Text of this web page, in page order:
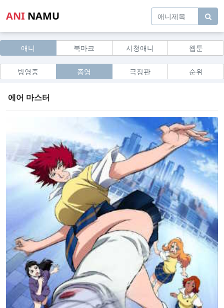
ANI NAMU
애니 북마크 시청애니 웹툰
방영중 종영 극장판 순위
에어 마스터